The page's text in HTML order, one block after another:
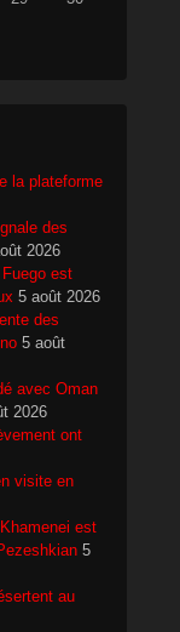
la plateforme
des
2026
est
5 août 2026
des
5 août
avec Oman
2026
ont
visite en
est
5
au